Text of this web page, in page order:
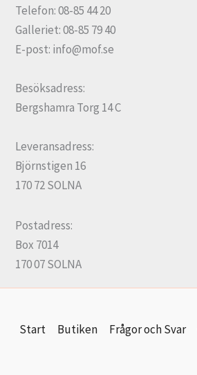
Telefon: 08-85 44 20
Galleriet: 08-85 79 40
E-post: info@mof.se
Besöksadress:
Bergshamra Torg 14 C
Leveransadress:
Björnstigen 16
170 72 SOLNA
Postadress:
Box 7014
170 07 SOLNA
Start Butiken Frågor och Svar